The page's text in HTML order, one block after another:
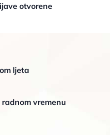
otvorene
ljeta
vremenu